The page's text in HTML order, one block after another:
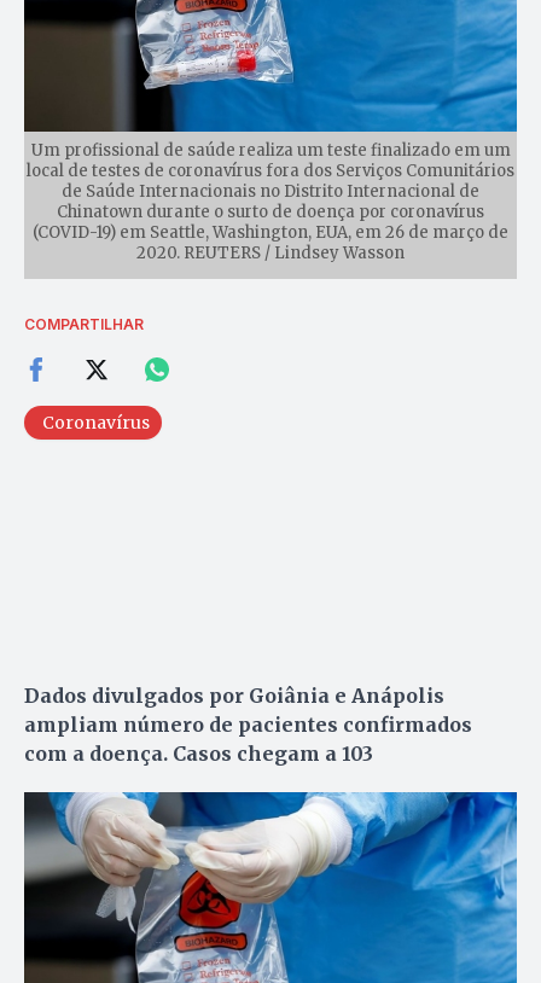
Um profissional de saúde realiza um teste finalizado em um
local de testes de coronavírus fora dos Serviços Comunitários
de Saúde Internacionais no Distrito Internacional de
Chinatown durante o surto de doença por coronavírus
(COVID-19) em Seattle, Washington, EUA, em 26 de março de
2020. REUTERS / Lindsey Wasson
COMPARTILHAR
Coronavírus
Dados divulgados por Goiânia e Anápolis
ampliam número de pacientes confirmados
com a doença. Casos chegam a 103